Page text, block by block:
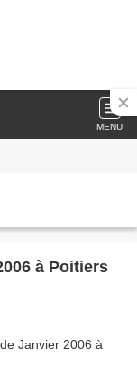
MENU
à Poitiers